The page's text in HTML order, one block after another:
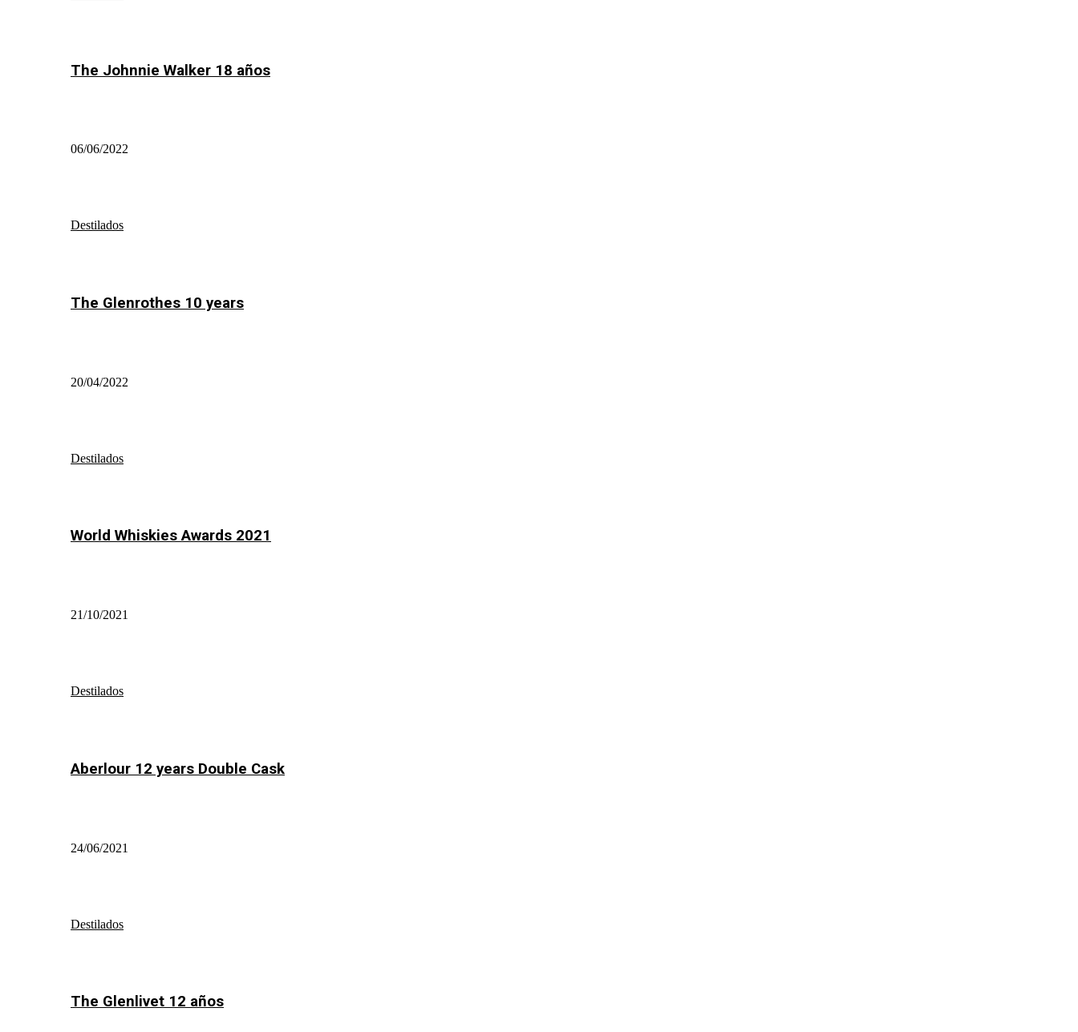
The Johnnie Walker 18 años
06/06/2022
Destilados
The Glenrothes 10 years
20/04/2022
Destilados
World Whiskies Awards 2021
21/10/2021
Destilados
Aberlour 12 years Double Cask
24/06/2021
Destilados
The Glenlivet 12 años